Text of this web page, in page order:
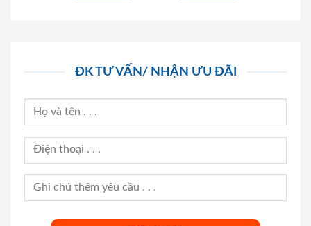
ĐK TƯ VẤN/ NHẬN ƯU ĐÃI